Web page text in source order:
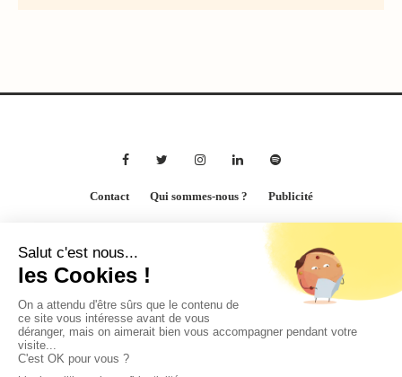
Contact Qui sommes-nous ? Publicité